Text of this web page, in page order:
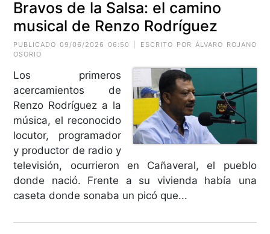
Bravos de la Salsa: el camino
musical de Renzo Rodríguez
PUBLICADO 09/06/2026 06:50 | ESCRITO POR ÁLVARO ROJANO
OSORIO
Los primeros
acercamientos de
Renzo Rodríguez a la
música, el reconocido
locutor, programador
y productor de radio y
televisión, ocurrieron en Cañaveral, el pueblo
donde nació. Frente a su vivienda había una
caseta donde sonaba un picó que...